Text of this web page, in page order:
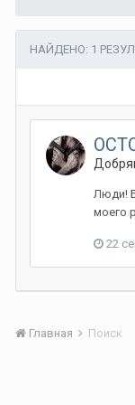
НАЙДЕНО: 1
Люди!
моего
22
Главная Поиск